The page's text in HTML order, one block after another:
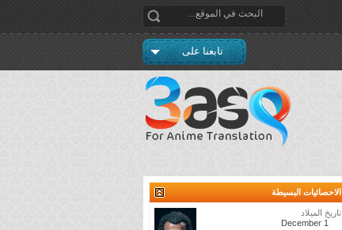
تابعنا على
الاحصائيات البسيطة
تاريخ الميلاد
December 1